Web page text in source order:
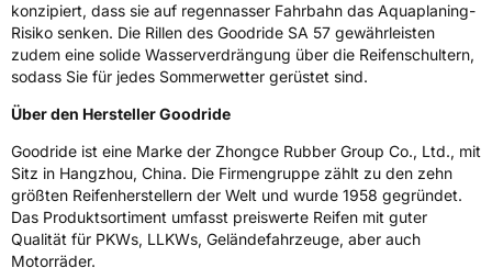
Rollgeräusch (dB) 73
FahrzeugklasseC1
3PMSF / Schneeflockensymbol / Alpine-Symbol
EisgripNein
EPREL ID452933
Allgemeine Produktsicherheit (GPSR)
konzipiert, dass sie auf regennasser Fahrbahn das Aquaplaning-
Risiko senken. Die Rillen des Goodride SA 57 gewährleisten
zudem eine solide Wasserverdrängung über die Reifenschultern,
sodass Sie für jedes Sommerwetter gerüstet sind.
Über den Hersteller Goodride
Goodride ist eine Marke der Zhongce Rubber Group Co., Ltd., mit
Sitz in Hangzhou, China. Die Firmengruppe zählt zu den zehn
größten Reifenherstellern der Welt und wurde 1958 gegründet.
Das Produktsortiment umfasst preiswerte Reifen mit guter
Qualität für PKWs, LLKWs, Geländefahrzeuge, aber auch
Motorräder.